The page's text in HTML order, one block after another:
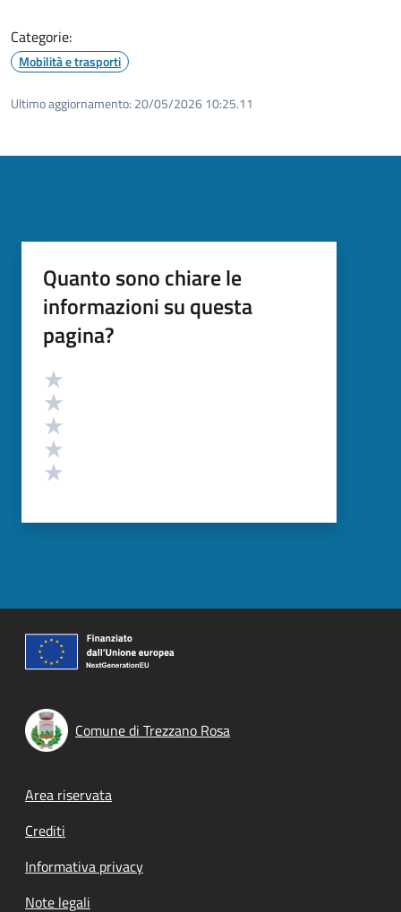
Categorie:
Mobilità e trasporti
Ultimo aggiornamento: 20/05/2026 10:25.11
Quanto sono chiare le
informazioni su questa
pagina?
Valutazione
Comune di Trezzano Rosa
Footer menu
Area riservata
Crediti
Informativa privacy
Note legali